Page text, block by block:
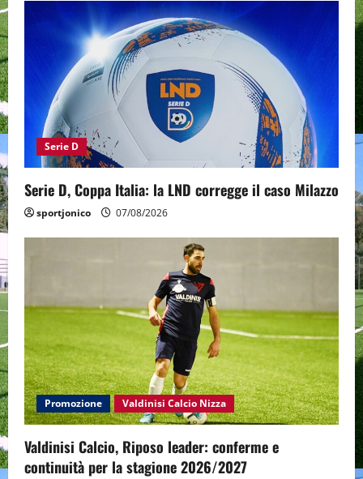
Serie D
Serie D, Coppa Italia: la LND corregge il caso Milazzo
sportjonico 07/08/2026
Promozione Valdinisi Calcio Nizza
Valdinisi Calcio, Riposo leader: conferme e
continuità per la stagione 2026/2027